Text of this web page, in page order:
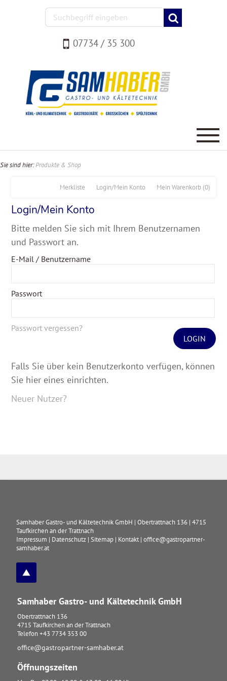
07734 / 35 300
Sie sind hier:Produkte & Shop
Mein Warenkorb (0)
Login/Mein Konto
Merkliste
Login/Mein Konto
Bitte melden Sie sich mit Ihrem Benutzernamen
und Passwort an.
E-Mail / Benutzername
Passwort
LOGIN
Passwort vergessen?
Falls Sie über kein Benutzerkonto verfügen, können
Sie hier eines einrichten.
Neuer Nutzer?
Samhaber Gastro- und Kältetechnik GmbH |Obertrattnach 136 |4715
Taufkirchen an der Trattnach
Impressum | Datenschutz |Sitemap | Kontakt |office@gastropartner-
samhaber.at
Samhaber Gastro- und Kältetechnik GmbH
Obertrattnach 136
4715 Taufkirchen an der Trattnach
Telefon +43 7734 353 00
office@gastropartner-samhaber.at
Öffnungszeiten